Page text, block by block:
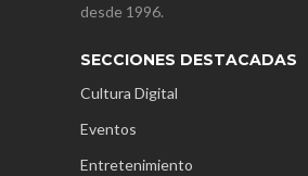
desde 1996.
SECCIONES DESTACADAS
Cultura Digital
Eventos
Entretenimiento